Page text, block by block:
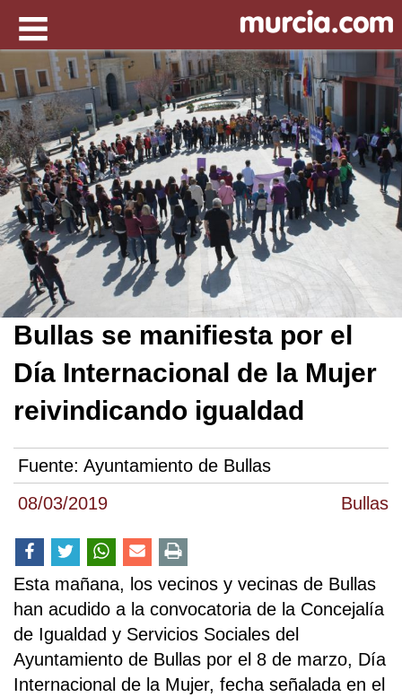
08/03/2019 Bullas
Bullas se manifiesta por el
Día Internacional de la Mujer
reivindicando igualdad
Fuente: Ayuntamiento de Bullas
Esta mañana, los vecinos y vecinas de Bullas
han acudido a la convocatoria de la Concejalía
de Igualdad y Servicios Sociales del
Ayuntamiento de Bullas por el 8 de marzo, Día
Internacional de la Mujer, fecha señalada en el